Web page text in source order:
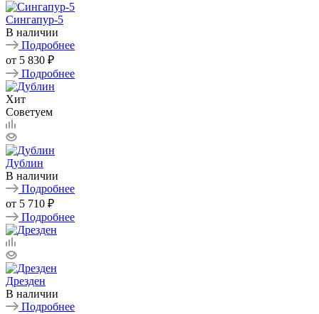
Сингапур-5
В наличии
Подробнее
от 5 830 ₽
Подробнее
Хит
Советуем
Дублин
В наличии
Подробнее
от 5 710 ₽
Подробнее
Дрезден
В наличии
Подробнее